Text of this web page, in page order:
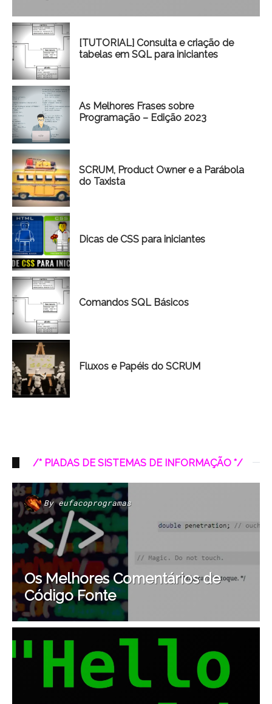
[TUTORIAL] Consulta e criação de
tabelas em SQL para iniciantes
As Melhores Frases sobre
Programação – Edição 2023
SCRUM, Product Owner e a Parábola
do Taxista
Dicas de CSS para iniciantes
Comandos SQL Básicos
Fluxos e Papéis do SCRUM
/* PIADAS DE SISTEMAS DE INFORMAÇÃO */
Byeufacoprogramas
Os Melhores Comentários de
Código Fonte